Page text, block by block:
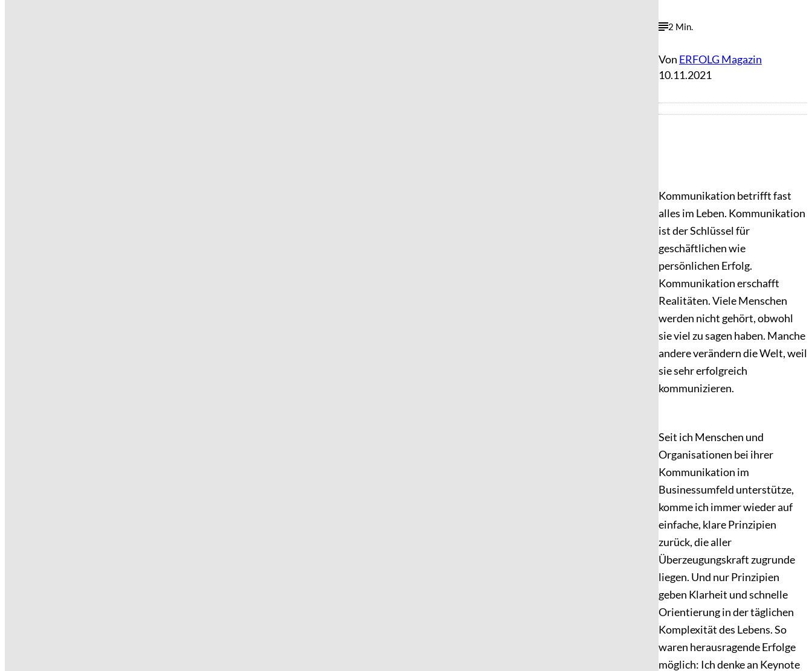
2 Min.
Von ERFOLG Magazin
10.11.2021
Kommunikation betrifft fast
alles im Leben. Kommunikation
ist der Schlüssel für
geschäftlichen wie
persönlichen Erfolg.
Kommunikation erschafft
Realitäten. Viele Menschen
werden nicht gehört, obwohl
sie viel zu sagen haben. Manche
andere verändern die Welt, weil
sie sehr erfolgreich
kommunizieren.
Seit ich Menschen und
Organisationen bei ihrer
Kommunikation im
Businessumfeld unterstütze,
komme ich immer wieder auf
einfache, klare Prinzipien
zurück, die aller
Überzeugungskraft zugrunde
liegen. Und nur Prinzipien
geben Klarheit und schnelle
Orientierung in der täglichen
Komplexität des Lebens. So
waren herausragende Erfolge
möglich: Ich denke an Keynote